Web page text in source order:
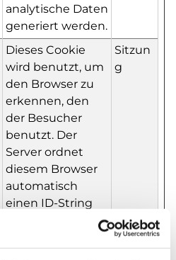
analytische Daten
generiert werden.
Dieses Cookie
wird benutzt, um
den Browser zu
erkennen, den
der Besucher
benutzt. Der
Server ordnet
diesem Browser
automatisch
einen ID-String
Sitzun
g